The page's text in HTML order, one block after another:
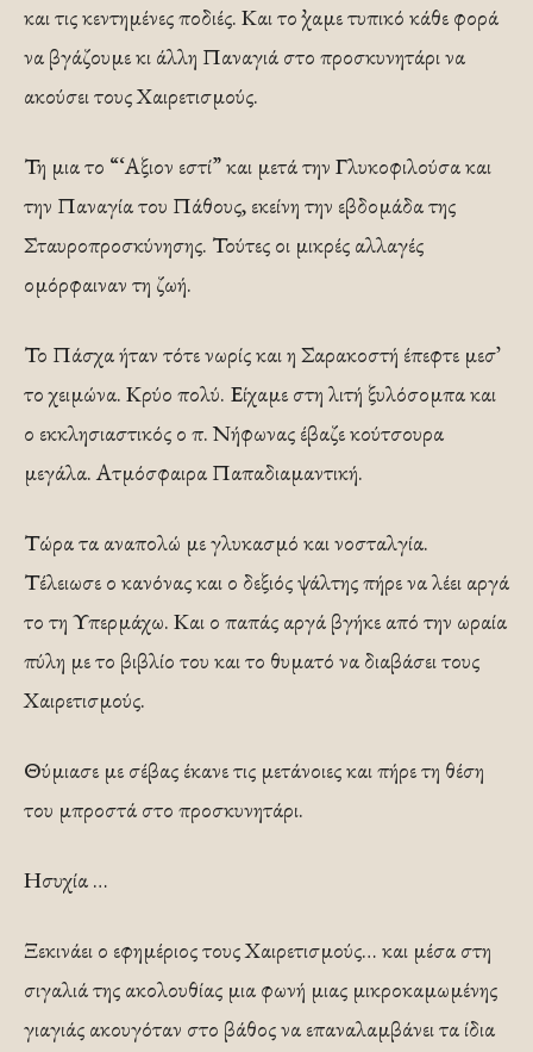
και τις κεντημένες ποδιές. Και το ᾽χαμε τυπικό κάθε φορά
να βγάζουμε κι άλλη Παναγιά στο προσκυνητάρι να
ακούσει τους Χαιρετισμούς.
Τη μια το “‘Αξιον εστί” και μετά την Γλυκοφιλούσα και
την Παναγία του Πάθους, εκείνη την εβδομάδα της
Σταυροπροσκύνησης. Τούτες οι μικρές αλλαγές
ομόρφαιναν τη ζωή.
Το Πάσχα ήταν τότε νωρίς και η Σαρακοστή έπεφτε μεσ᾽
το χειμώνα. Κρύο πολύ. Είχαμε στη λιτή ξυλόσομπα και
ο εκκλησιαστικός ο π. Νήφωνας έβαζε κούτσουρα
μεγάλα. Ατμόσφαιρα Παπαδιαμαντική.
Τώρα τα αναπολώ με γλυκασμό και νοσταλγία.
Τέλειωσε ο κανόνας και ο δεξιός ψάλτης πήρε να λέει αργά
το τη Υπερμάχω. Και ο παπάς αργά βγήκε από την ωραία
πύλη με το βιβλίο του και το θυματό να διαβάσει τους
Χαιρετισμούς.
Θύμιασε με σέβας έκανε τις μετάνοιες και πήρε τη θέση
του μπροστά στο προσκυνητάρι.
Ησυχία …
Ξεκινάει ο εφημέριος τους Χαιρετισμούς… και μέσα στη
σιγαλιά της ακολουθίας μια φωνή μιας μικροκαμωμένης
γιαγιάς ακουγόταν στο βάθος να επαναλαμβάνει τα ίδια